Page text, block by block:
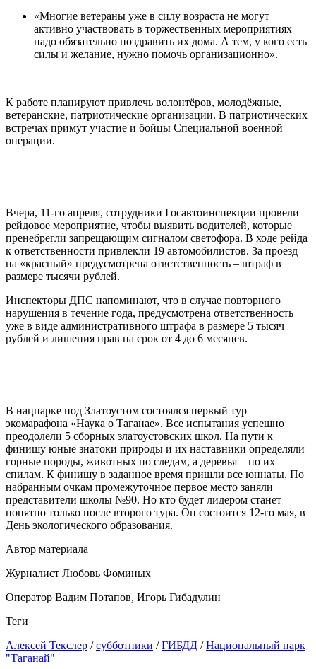
«Многие ветераны уже в силу возраста не могут
активно участвовать в торжественных мероприятиях –
надо обязательно поздравить их дома. А тем, у кого есть
силы и желание, нужно помочь организационно».
К работе планируют привлечь волонтёров, молодёжные,
ветеранские, патриотические организации. В патриотических
встречах примут участие и бойцы Специальной военной
операции.
Вчера, 11-го апреля, сотрудники Госавтоинспекции провели
рейдовое мероприятие, чтобы выявить водителей, которые
пренебрегли запрещающим сигналом светофора. В ходе рейда
к ответственности привлекли 19 автомобилистов. За проезд
на «красный» предусмотрена ответственность – штраф в
размере тысячи рублей.
Инспекторы ДПС напоминают, что в случае повторного
нарушения в течение года, предусмотрена ответственность
уже в виде административного штрафа в размере 5 тысяч
рублей и лишения прав на срок от 4 до 6 месяцев.
В нацпарке под Златоустом состоялся первый тур
экомарафона «Наука о Таганае». Все испытания успешно
преодолели 5 сборных златоустовских школ. На пути к
финишу юные знатоки природы и их наставники определяли
горные породы, животных по следам, а деревья – по их
спилам. К финишу в заданное время пришли все юннаты. По
набранным очкам промежуточное первое место заняли
представители школы №90. Но кто будет лидером станет
понятно только после второго тура. Он состоится 12-го мая, в
День экологического образования.
Автор материала
Журналист Любовь Фоминых
Оператор Вадим Потапов, Игорь Гибадулин
Теги
Алексей Текслер /субботники /ГИБДД /Национальный парк
"Таганай"